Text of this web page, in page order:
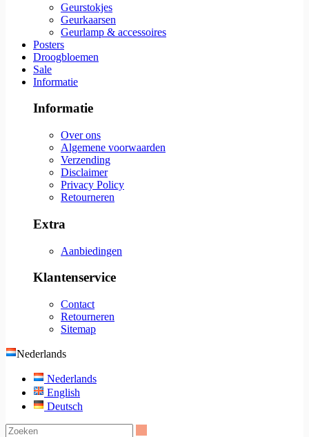
Geurstokjes
Geurkaarsen
Geurlamp & accessoires
Posters
Droogbloemen
Sale
Informatie
Informatie
Over ons
Algemene voorwaarden
Verzending
Disclaimer
Privacy Policy
Retourneren
Extra
Aanbiedingen
Klantenservice
Contact
Retourneren
Sitemap
Nederlands
Nederlands
English
Deutsch